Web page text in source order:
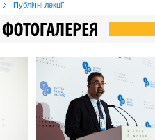
Публічні лекції